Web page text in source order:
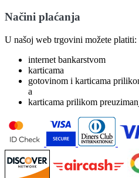
Načini plaćanja
U našoj web trgovini možete platiti:
internet bankarstvom
karticama
gotovinom i karticama
a
karticama prilikom